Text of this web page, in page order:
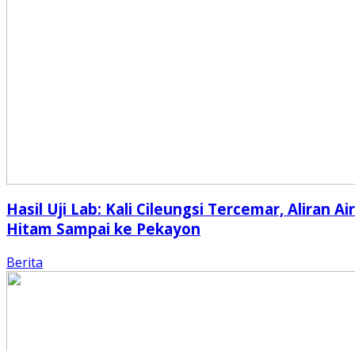
Hasil Uji Lab: Kali Cileungsi Tercemar, Aliran Air
Hitam Sampai ke Pekayon
Berita